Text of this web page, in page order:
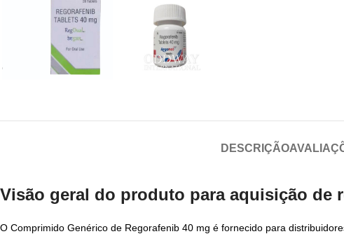
DESCRIÇÃO
Visão geral do produto para aquisição de
O Comprimido Genérico de Regorafenib 40 mg é fornecido para